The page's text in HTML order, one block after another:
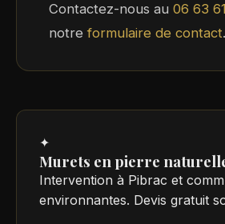
Contactez-nous au 06 63
notreformulaire de contact.
✦
Murets en pierre
Intervention à Pibrac et
environnantes. Devis gratuit